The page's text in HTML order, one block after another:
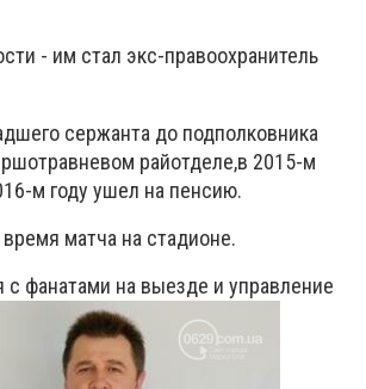
- им стал экс-правоохранитель
сержанта до подполковника
райотделе,в 2015-м
м году ушел на пенсию.
матча на стадионе.
фанатами на выезде и управление